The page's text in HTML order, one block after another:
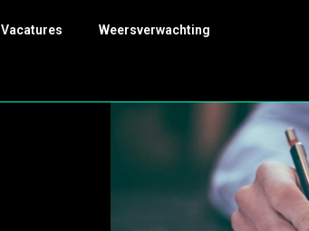
Vacatures Weersverwachting